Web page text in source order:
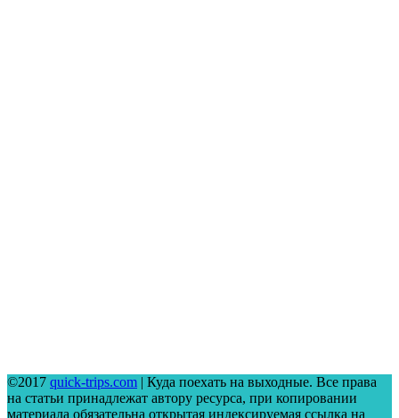
©2017 quick-trips.com | Куда поехать на выходные. Все права
на статьи принадлежат автору ресурса, при копировании
материала обязательна открытая индексируемая ссылка на